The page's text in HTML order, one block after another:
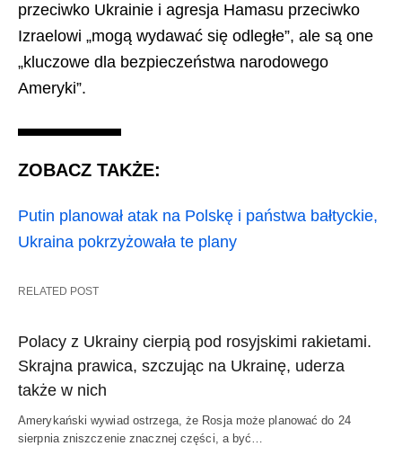
przeciwko Ukrainie i agresja Hamasu przeciwko
Izraelowi „mogą wydawać się odległe”, ale są one
„kluczowe dla bezpieczeństwa narodowego
Ameryki”.
ZOBACZ TAKŻE:
Putin planował atak na Polskę i państwa bałtyckie,
Ukraina pokrzyżowała te plany
RELATED POST
Polacy z Ukrainy cierpią pod rosyjskimi rakietami.
Skrajna prawica, szczując na Ukrainę, uderza
także w nich
Amerykański wywiad ostrzega, że Rosja może planować do 24
sierpnia zniszczenie znacznej części, a być…